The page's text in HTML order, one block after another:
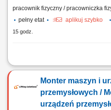
pracownik fizyczny / pracowniczka
pełny etat
aplikuj szybko
15 godz.
Zakres obowiązków: wykonywanie
produkcji pod względem
technicznego w celu zapewnienia
maszyn i urządzeń produkcyjnych
Monter maszyn i
przemysłowych /
urządzeń